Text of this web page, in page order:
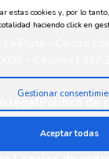
Plata – Centro
en redes
estas cookies y, por lo
haciendo click en
Gestionar
Aceptar todas